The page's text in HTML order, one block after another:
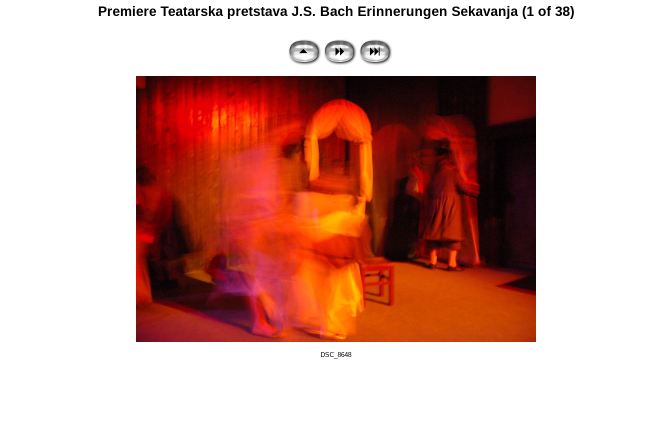
Premiere Teatarska pretstava J.S. Bach Erinnerungen Sekavanja (1 of 38)
DSC_8648